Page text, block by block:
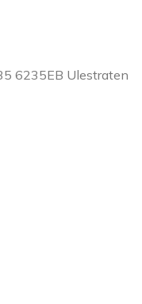
6235EB Ulestraten